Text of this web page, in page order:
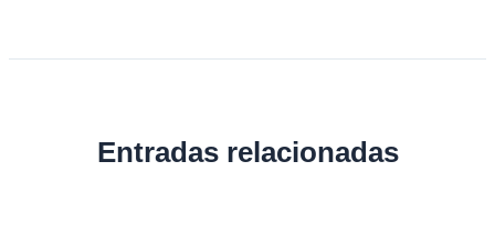
Entradas relacionadas